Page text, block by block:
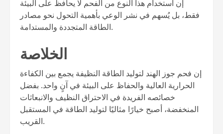
إن استخدام هذا النوع من الفحم لا يحافظ على البيئة
فقط، بل يُسهم في نشر الوعي بأهمية التحول نحو مصادر
الطاقة المتجددة والمستدامة.
الخلاصة
إن فحم جوز الهند لتوليد الطاقة النظيفة يجمع بين الكفاءة
الحرارية العالية والحفاظ على البيئة في آنٍ واحد. بفضل
خصائصه الفريدة في الاحتراق النظيف والانبعاثات
المنخفضة، أصبح خيارًا مثاليًا لتوليد الطاقة في المستقبل
القريب.